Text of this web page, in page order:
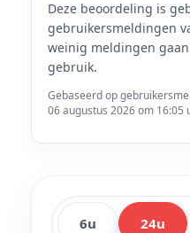
Deze beoordeling is
gebruikersmeldingen
weinig meldingen
gebruik.
Gebaseerd op
06 augustus 2026 om 16:05
6u 24u